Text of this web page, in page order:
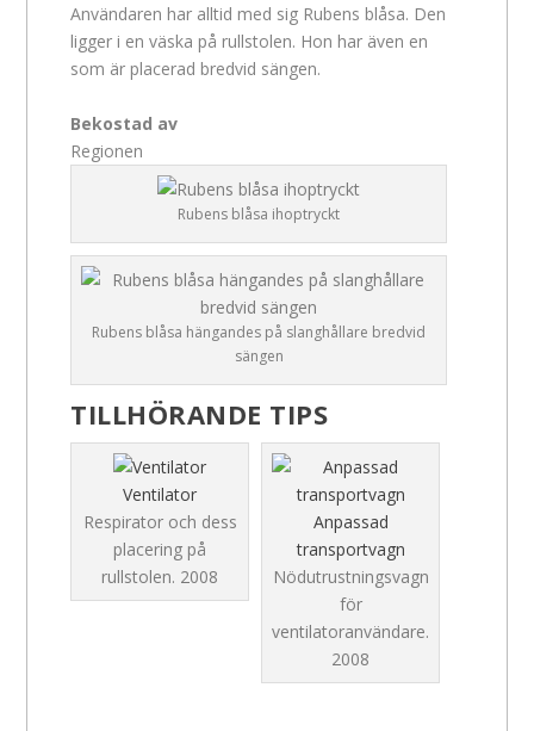
Användaren har alltid med sig Rubens blåsa. Den
ligger i en väska på rullstolen. Hon har även en
som är placerad bredvid sängen.
Bekostad av
Regionen
Rubens blåsa ihoptryckt
Rubens blåsa hängandes på slanghållare bredvid
sängen
TILLHÖRANDE TIPS
Ventilator
Respirator och dess
placering på
rullstolen. 2008
Anpassad
transportvagn
Nödutrustningsvagn
för
ventilatoranvändare.
2008